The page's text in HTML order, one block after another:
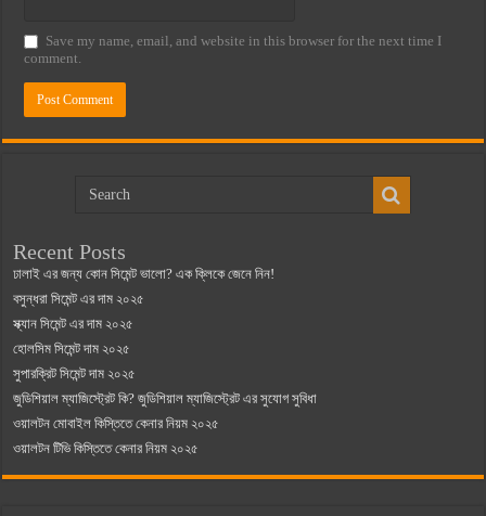
Save my name, email, and website in this browser for the next time I
comment.
Recent Posts
ঢালাই এর জন্য কোন সিমেন্ট ভালো? এক ক্লিকে জেনে নিন!
বসুন্ধরা সিমেন্ট এর দাম ২০২৫
স্ক্যান সিমেন্ট এর দাম ২০২৫
হোলসিম সিমেন্ট দাম ২০২৫
সুপারক্রিট সিমেন্ট দাম ২০২৫
জুডিশিয়াল ম্যাজিস্ট্রেট কি? জুডিশিয়াল ম্যাজিস্ট্রেট এর সুযোগ সুবিধা
ওয়ালটন মোবাইল কিস্তিতে কেনার নিয়ম ২০২৫
ওয়ালটন টিভি কিস্তিতে কেনার নিয়ম ২০২৫